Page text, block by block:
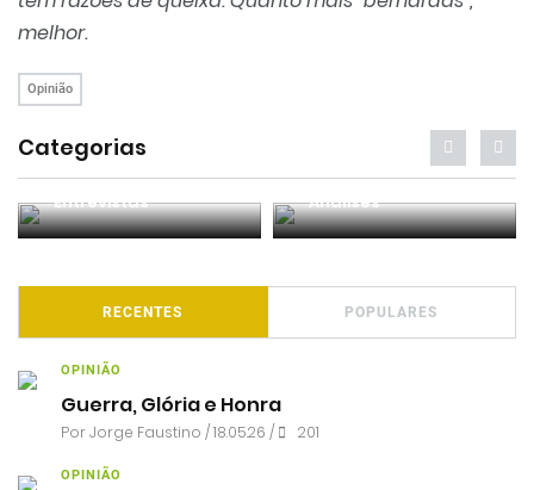
melhor.
Opinião
Categorias
Entrevistas Análises
RECENTES POPULARES
OPINIÃO
Guerra, Glória e Honra
PorJorge Faustino / 18.05.26 / 201
OPINIÃO